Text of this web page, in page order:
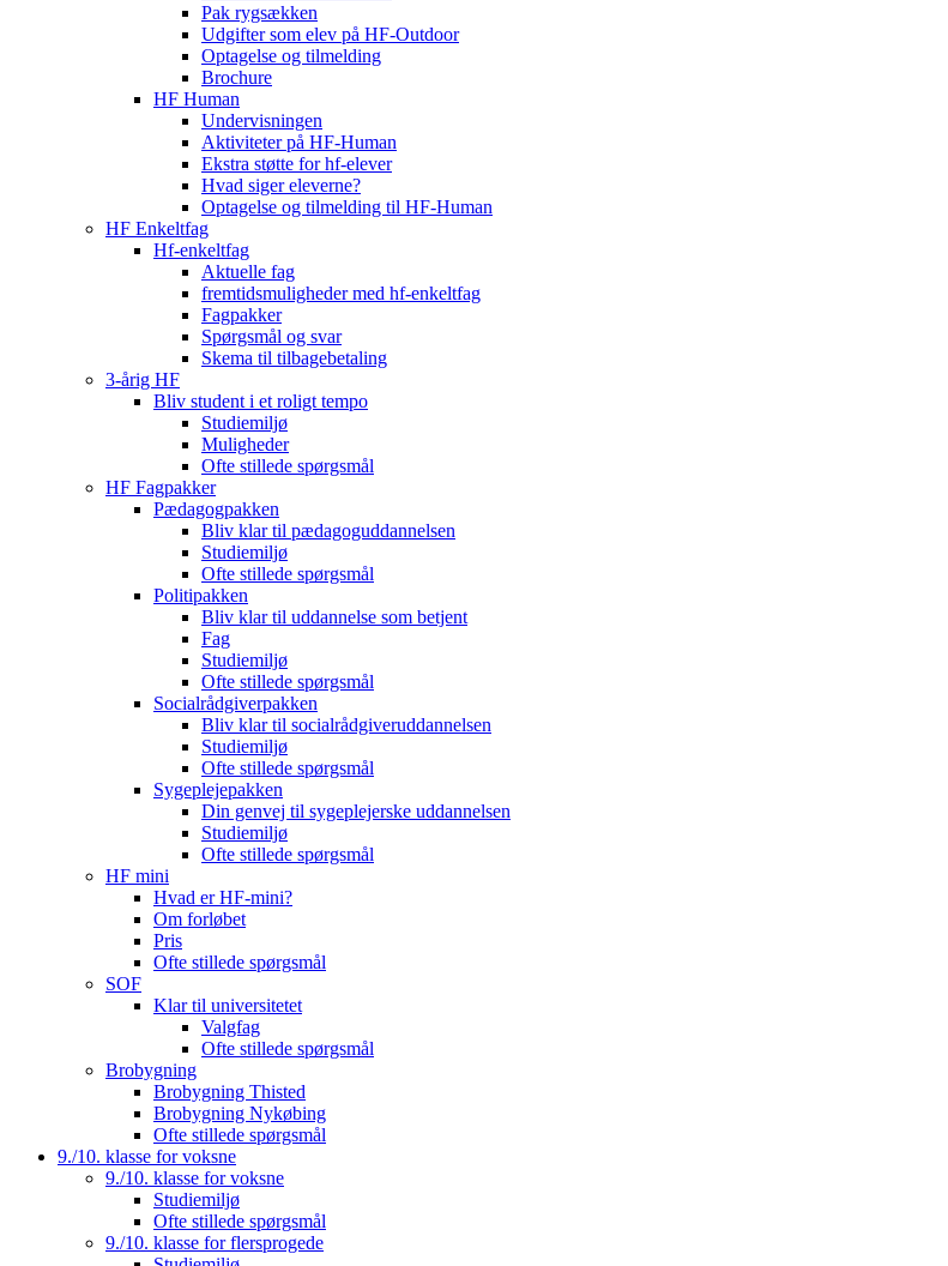
Pak rygsækken
Udgifter som elev på HF-Outdoor
Optagelse og tilmelding
Brochure
HF Human
Undervisningen
Aktiviteter på HF-Human
Ekstra støtte for hf-elever
Hvad siger eleverne?
Optagelse og tilmelding til HF‑Human
HF Enkeltfag
Hf-enkeltfag
Aktuelle fag
fremtidsmuligheder med hf-enkeltfag
Fagpakker
Spørgsmål og svar
Skema til tilbagebetaling
3-årig HF
Bliv student i et roligt tempo
Studiemiljø
Muligheder
Ofte stillede spørgsmål
HF Fagpakker
Pædagogpakken
Bliv klar til pædagoguddannelsen
Studiemiljø
Ofte stillede spørgsmål
Politipakken
Bliv klar til uddannelse som betjent
Fag
Studiemiljø
Ofte stillede spørgsmål
Socialrådgiverpakken
Bliv klar til socialrådgiveruddannelsen
Studiemiljø
Ofte stillede spørgsmål
Sygeplejepakken
Din genvej til sygeplejerske uddannelsen
Studiemiljø
Ofte stillede spørgsmål
HF mini
Hvad er HF-mini?
Om forløbet
Pris
Ofte stillede spørgsmål
SOF
Klar til universitetet
Valgfag
Ofte stillede spørgsmål
Brobygning
Brobygning Thisted
Brobygning Nykøbing
Ofte stillede spørgsmål
9./10. klasse for voksne
9./10. klasse for voksne
Studiemiljø
Ofte stillede spørgsmål
9./10. klasse for flersprogede